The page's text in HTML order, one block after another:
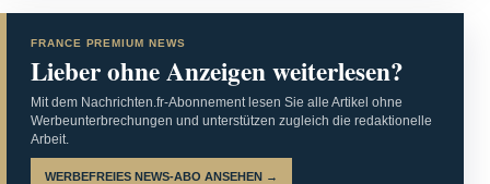
FRANCE PREMIUM NEWS
Lieber ohne Anzeigen weiterlesen?
Mit dem Nachrichten.fr-Abonnement lesen Sie alle Artikel ohne
Werbeunterbrechungen und unterstützen zugleich die redaktionelle
Arbeit.
WERBEFREIES NEWS-ABO ANSEHEN →